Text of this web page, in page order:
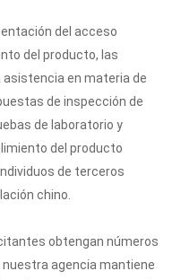
del acceso
del producto, las
en materia de
de inspección de
de laboratorio y
del producto
de terceros
chino.
obtengan números
agencia mantiene